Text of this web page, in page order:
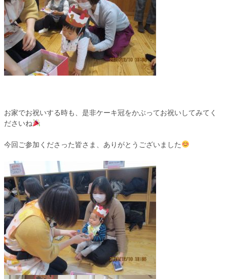
お家でお祝いする時も、是非ケーキ冠をかぶってお祝いしてみてく
ださいね
今回ご参加くださった皆さま、ありがとうございました